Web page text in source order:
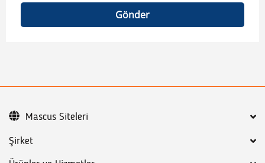
Gönder
Şirket
Mascus Siteleri